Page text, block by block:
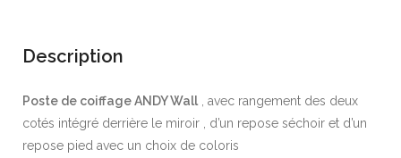
Description
Poste de coiffage ANDY Wall , avec rangement des deux
cotés intégré derrière le miroir , d’un repose séchoir et d’un
repose pied avec un choix de coloris